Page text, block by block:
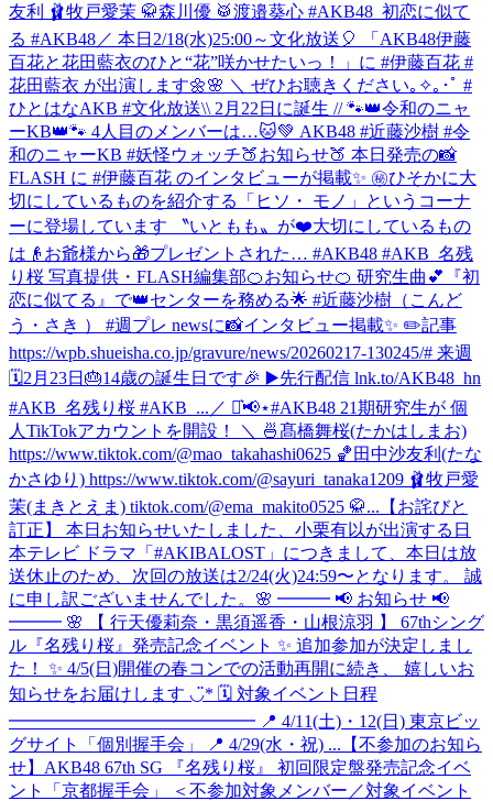
友利 🩰牧戸愛茉 🥋森川優 🥁渡邉葵心 #AKB48_初恋に似て
る #AKB48／ 本日2/18(水)25:00～文化放送🎈 「AKB48伊藤
百花と花田藍衣のひと“花”咲かせたいっ！」に #伊藤百花 #
花田藍衣 が出演します🌼🌸 ＼ ぜひお聴きください｡✧｡･ﾟ #
ひとはなAKB #文化放送\\ 2月22日に誕生 // 🐾👑令和のニャ
ーKB👑🐾 4人目のメンバーは…🐱💚 AKB48 #近藤沙樹 #令
和のニャーKB #妖怪ウォッチ🍑お知らせ🍑 本日発売の📸
FLASH に #伊藤百花 のインタビューが掲載✨ ㊙️ひそかに大
切にしているものを紹介する「ヒソ・ モノ」というコーナ
ーに登場しています 〝いともも〟が❤️大切にしているもの
は👴お爺様から🎁プレゼントされた… #AKB48 #AKB_名残
り桜 写真提供・FLASH編集部🍊お知らせ🍊 研究生曲💕『初
恋に似てる』で👑センターを務める🌟 #近藤沙樹（こんど
う・さき ） #週プレ newsに📸インタビュー掲載✨ ✏️記事
https://wpb.shueisha.co.jp/gravure/news/20260217-130245/# 来週
🗓2月23日🎂14歳の誕生日です🎉 ▶️先行配信 lnk.to/AKB48_hn
#AKB_名残り桜 #AKB_... ／ ⋆͛📢⋆#AKB48 21期研究生が 個
人TikTokアカウントを開設！ ＼ 🍜髙橋舞桜(たかはしまお)
https://www.tiktok.com/@mao_takahashi0625 🏀田中沙友利(たな
かさゆり) https://www.tiktok.com/@sayuri_tanaka1209 🩰牧戸愛
茉(まきとえま) tiktok.com/@ema_makito0525 🥋... 【お詫びと
訂正】 本日お知らせいたしました、小栗有以が出演する日
本テレビ ドラマ「#AKIBALOST」につきまして、本日は放
送休止のため、次回の放送は2/24(火)24:59〜となります。 誠
に申し訳ございませんでした。 🌸 ━━━ 📢 お知らせ 📢
━━━ 🌸 【 行天優莉奈・黒須遥香・山根涼羽 】 67thシング
ル『名残り桜』発売記念イベント ✨ 追加参加が決定しまし
た！ ✨ 4/5(日)開催の春コンでの活動再開に続き、 嬉しいお
知らせをお届けします ◡̈* 🗓 対象イベント日程
━━━━━━━━━━━━━━ 📍 4/11(土)・12(日) 東京ビッ
グサイト「個別握手会」 📍 4/29(水・祝) ... 【不参加のお知ら
せ】AKB48 67th SG 『名残り桜』 初回限定盤発売記念イベ
ント「京都握手会」 ＜不参加対象メンバー／対象イベント